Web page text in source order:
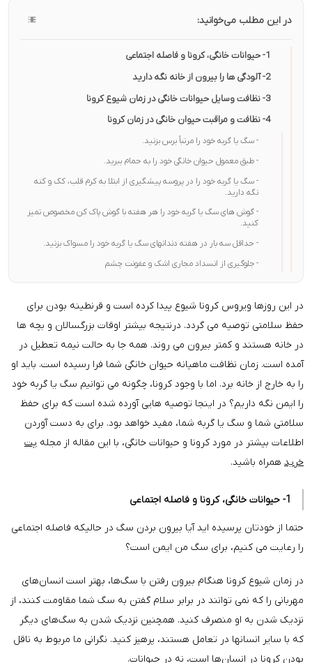
در این مطلب می‌خوانید:
1- حیوانات خانگی، کرونا و فاصله اجتماعی
2- آلودگی ها را بیرون از خانه نگه دارید
3- نظافت وسایل حیوانات خانگی در زمان شیوع کرونا
4- نظافت و مراقبت حیوان خانگی در زمان کرونا
- سگ یا گربه خود را مرتباً برس بزنید.
- طبق معمول حیوان خانگی خود را به حمام ببرید.
- سگ یا گربه خود را در پروسه پیشگیری از ابتلا به کرم قلب، کک و کنه
نگه دارید.
- گوش های سگ یا گربه خود را هر هفته با گوش پاک کن مخصوص تمیز
کنید.
- حداقل سه بار در هفته دندانهای سگ یا گربه خود را مسواک بزنید.
- جلوگیری از انسداد مجاری اشک و عفونت چشم
در این روزها ویروس کرونا شیوع پیدا کرده است و قرنطینه بودن برای
حفظ سلامتی توصیه می گردد. درنتیجه بیشتر اوقات بزرگسالان و بچه ها
در خانه هستند و کمتر بیرون می روند. همه جا به حالت نیمه تعطیل در
آمده است. زمان نظافت ماهیانه حیوان خانگی شما فرا رسیده است. باید او
را به خارج از خانه برد. اما با وجود کرونا، چگونه می توانیم سگ یا گربه خود
را ایمن نگه داریم؟ در اینجا توصیه هایی آورده شده است که برای حفظ
سلامتی شما و سگ یا گربه شما، مفید خواهد بود. برای به دست آوردن
اطلاعات بیشتر در مورد کرونا و حیوانات خانگی، با این مقاله از مجله پت
خریدهمراه باشید.
1- حیوانات خانگی، کرونا و فاصله اجتماعی
حتما از خودتان پرسیده اید آیا بیرون بردن سگ در حالیکه فاصله اجتماعی
را رعایت می کنیم، برای سگ من ایمن است؟
در زمان شیوع کرونا هنگام بیرون رفتن با سگ‌ها، بهتر است انسان‌های
مهربانی را که نمی توانند در برابر سلام گفتن به سگ شما مقاومت کنند، از
نزدیک شدن به او منصرف کنید. همچنین نزدیک شدن به سگ‌های دیگر
که با سایر انسانها در تعامل هستند، پرهیز کنید. نگرانی ما مربوط به ناقل
بودن کرونا در انسان‌ها است، نه در حیوانات.